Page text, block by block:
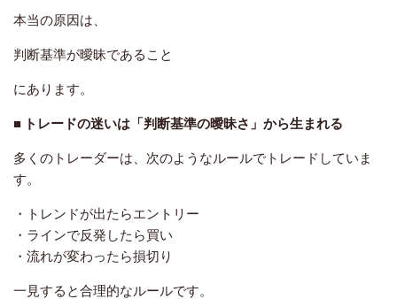
本当の原因は、
判断基準が曖昧であること
にあります。
■ トレードの迷いは「判断基準の曖昧さ」から生まれる
多くのトレーダーは、次のようなルールでトレードしていま
す。
・トレンドが出たらエントリー
・ラインで反発したら買い
・流れが変わったら損切り
一見すると合理的なルールです。